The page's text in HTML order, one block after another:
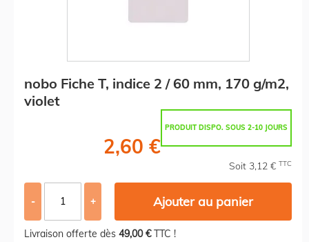
nobo Fiche T, indice 2 / 60 mm, 170 g/m2,
violet
PRODUIT DISPO. SOUS 2-10 JOURS
2,60 €
Soit 3,12 € TTC
- + Ajouter au panier
Livraison offerte dès 49,00 €TTC !